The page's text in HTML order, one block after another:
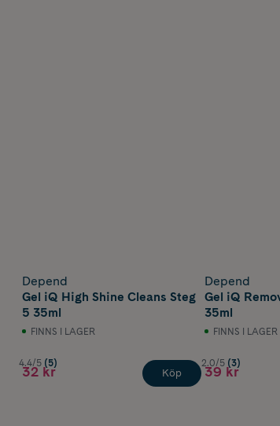
Depend
Gel iQ High Shine Cleans Steg
5 35ml
FINNS I LAGER
4.4/5 (5)
32 kr Köp
Depend
Gel iQ
35ml
FINNS I LAGER
2.0/5 (3)
39 kr